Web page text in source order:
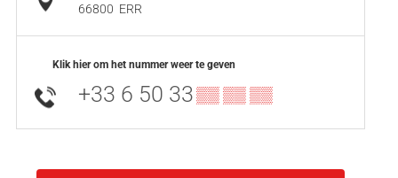
66800 ERR
Klik hier om het nummer weer te geven
+33 6 50 33▒▒ ▒▒ ▒▒